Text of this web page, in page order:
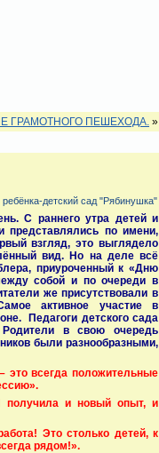
ГРАМОТНОГО ПЕШЕХОДА. »
ребёнка-детский сад "Рябинушка"
С раннего утра детей и
представлялись по имени,
взгляд, это выглядело
вид. Но на деле всё
приуроченный к «Дню
собой и по очереди в
же присутствовали в
активное участие в
Педагоги детского сада
Родители в свою очередь
были разнообразными,
это всегда положительные
получила и новый опыт, и
Это столько детей, к
рядом!».